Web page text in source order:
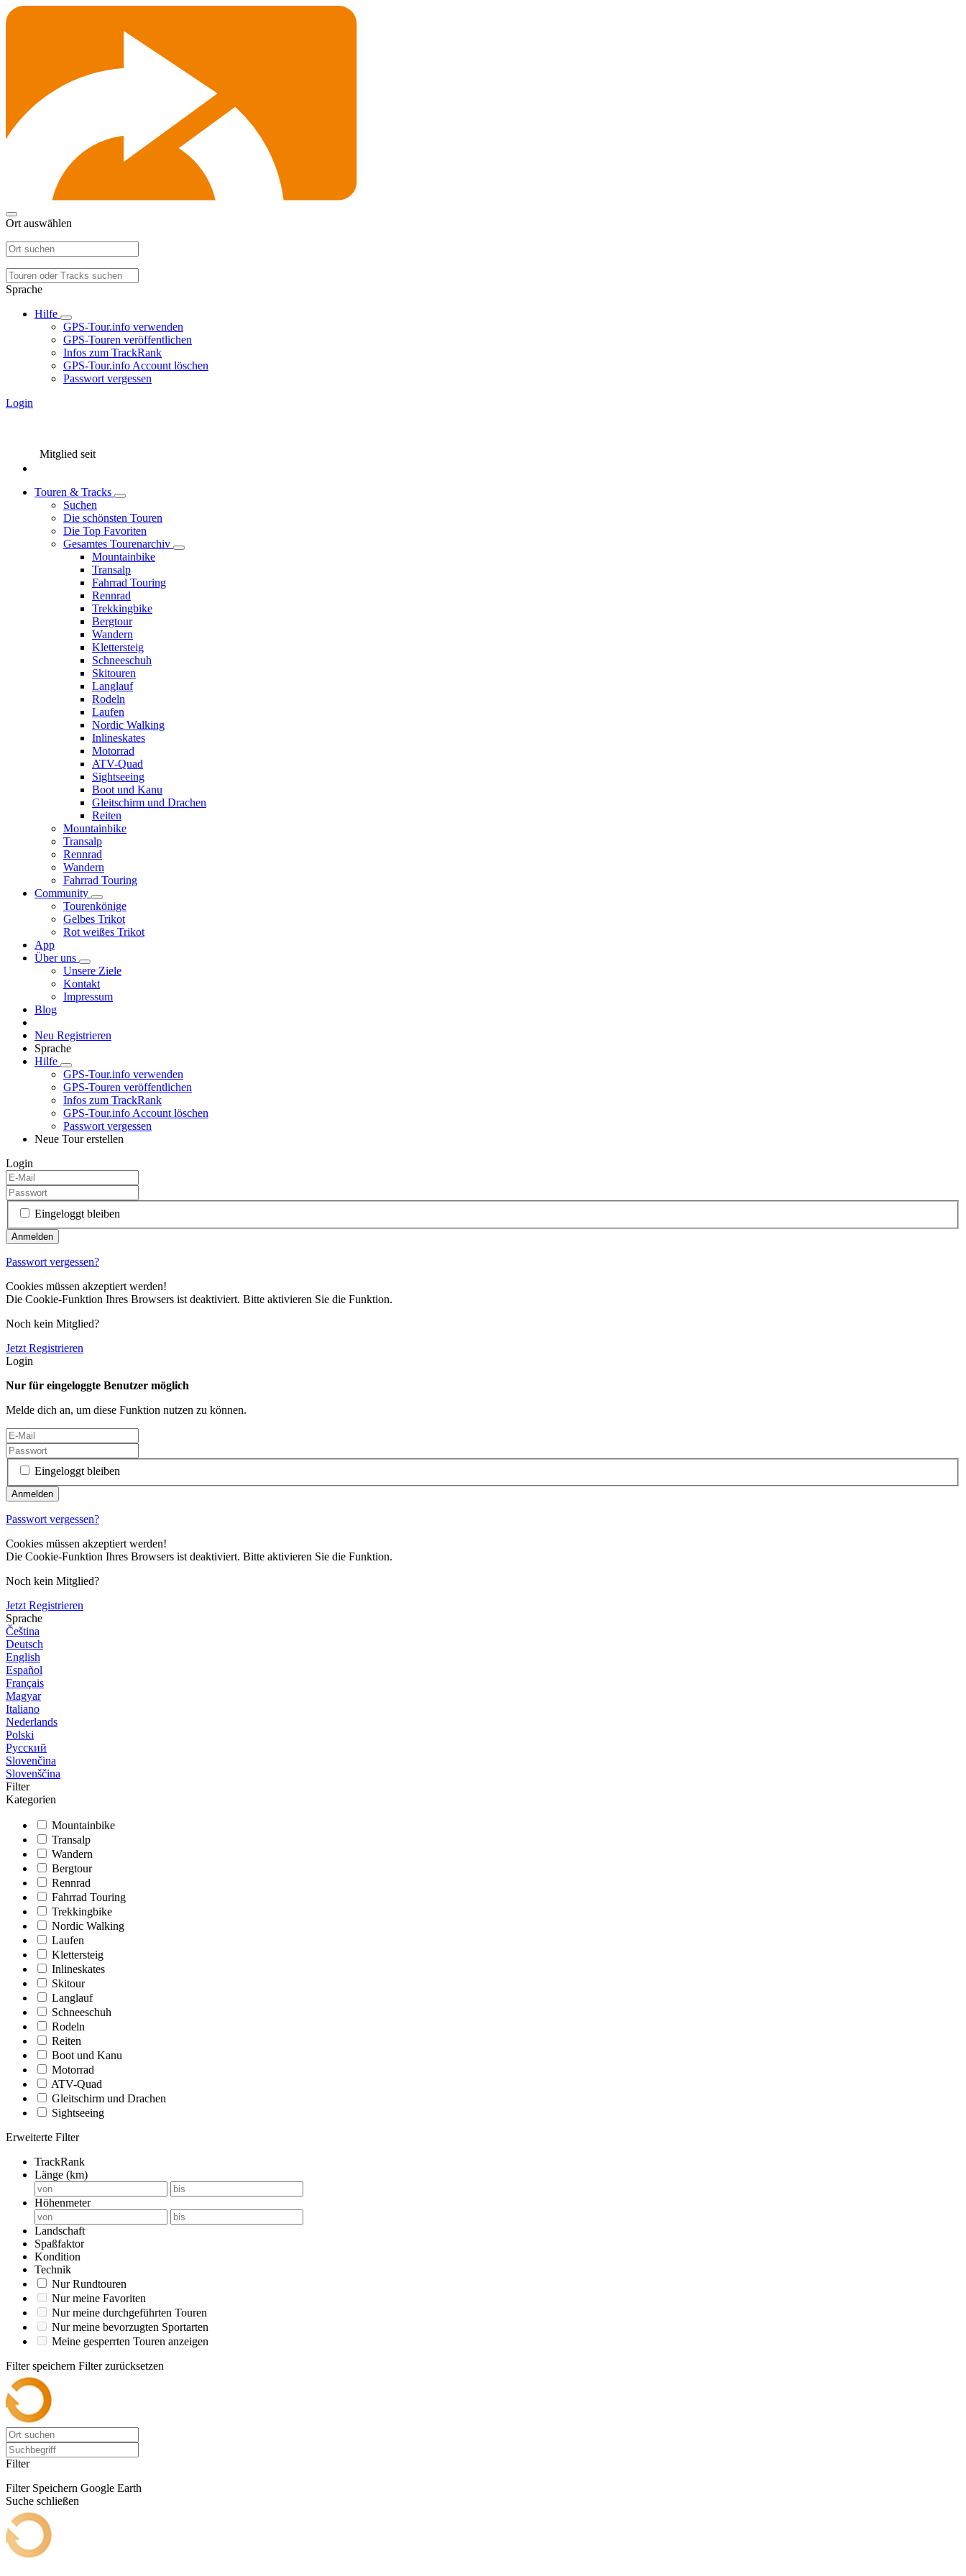
Ort auswählen
Sprache
Hilfe
GPS-Tour.info verwenden
GPS-Touren veröffentlichen
Infos zum TrackRank
GPS-Tour.info Account löschen
Passwort vergessen
Login
Mitglied seit
Touren & Tracks
Suchen
Die schönsten Touren
Die Top Favoriten
Gesamtes Tourenarchiv
Mountainbike
Transalp
Fahrrad Touring
Rennrad
Trekkingbike
Bergtour
Wandern
Klettersteig
Schneeschuh
Skitouren
Langlauf
Rodeln
Laufen
Nordic Walking
Inlineskates
Motorrad
ATV-Quad
Sightseeing
Boot und Kanu
Gleitschirm und Drachen
Reiten
Mountainbike
Transalp
Rennrad
Wandern
Fahrrad Touring
Community
Tourenkönige
Gelbes Trikot
Rot weißes Trikot
App
Über uns
Unsere Ziele
Kontakt
Impressum
Blog
Neu Registrieren
Sprache
Hilfe
GPS-Tour.info verwenden
GPS-Touren veröffentlichen
Infos zum TrackRank
GPS-Tour.info Account löschen
Passwort vergessen
Neue Tour erstellen
Login
Eingeloggt bleiben
Passwort vergessen?
Cookies müssen akzeptiert werden!
Die Cookie-Funktion Ihres Browsers ist deaktiviert. Bitte aktivieren Sie die Funktion.
Noch kein Mitglied?
Jetzt Registrieren
Login
Nur für eingeloggte Benutzer möglich
Melde dich an, um diese Funktion nutzen zu können.
Eingeloggt bleiben
Passwort vergessen?
Cookies müssen akzeptiert werden!
Die Cookie-Funktion Ihres Browsers ist deaktiviert. Bitte aktivieren Sie die Funktion.
Noch kein Mitglied?
Jetzt Registrieren
Sprache
Čeština
Deutsch
English
Español
Français
Magyar
Italiano
Nederlands
Polski
Русский
Slovenčina
Slovenščina
Filter
Kategorien
Mountainbike
Transalp
Wandern
Bergtour
Rennrad
Fahrrad Touring
Trekkingbike
Nordic Walking
Laufen
Klettersteig
Inlineskates
Skitour
Langlauf
Schneeschuh
Rodeln
Reiten
Boot und Kanu
Motorrad
ATV-Quad
Gleitschirm und Drachen
Sightseeing
Erweiterte Filter
TrackRank
Länge (km)
Höhenmeter
Landschaft
Spaßfaktor
Kondition
Technik
Nur Rundtouren
Nur meine Favoriten
Nur meine durchgeführten Touren
Nur meine bevorzugten Sportarten
Meine gesperrten Touren anzeigen
Filter speichern Filter zurücksetzen
Filter
Filter Speichern Google Earth
Suche schließen